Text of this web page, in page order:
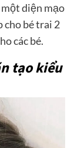
diện mạo
cho bé trai 2
các bé.
tạo kiểu